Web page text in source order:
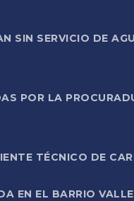
SIN SERVICIO DE
POR LA
TÉCNICO DE
EN EL BARRIO